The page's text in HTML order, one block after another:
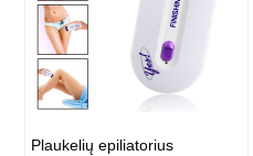
Plaukelių epiliatorius